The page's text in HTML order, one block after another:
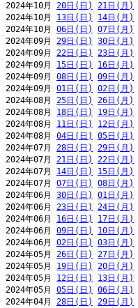
2024年10月 20日(日) 21日(月)
2024年10月 13日(日) 14日(月)
2024年10月 06日(日) 07日(月)
2024年09月 29日(日) 30日(月)
2024年09月 22日(日) 23日(月)
2024年09月 15日(日) 16日(月)
2024年09月 08日(日) 09日(月)
2024年09月 01日(日) 02日(月)
2024年08月 25日(日) 26日(月)
2024年08月 18日(日) 19日(月)
2024年08月 11日(日) 12日(月)
2024年08月 04日(日) 05日(月)
2024年07月 28日(日) 29日(月)
2024年07月 21日(日) 22日(月)
2024年07月 14日(日) 15日(月)
2024年07月 07日(日) 08日(月)
2024年06月 30日(日) 01日(月)
2024年06月 23日(日) 24日(月)
2024年06月 16日(日) 17日(月)
2024年06月 09日(日) 10日(月)
2024年06月 02日(日) 03日(月)
2024年05月 26日(日) 27日(月)
2024年05月 19日(日) 20日(月)
2024年05月 12日(日) 13日(月)
2024年05月 05日(日) 06日(月)
2024年04月 28日(日) 29日(月)